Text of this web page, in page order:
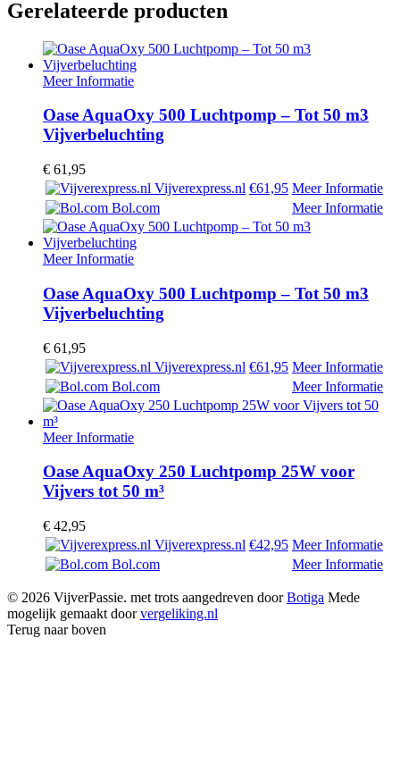
Gerelateerde producten
Meer Informatie
Oase AquaOxy 500 Luchtpomp – Tot 50 m3
Vijverbeluchting
€ 61,95
Vijverexpress.nl €61,95 Meer Informatie
Bol.com
Meer Informatie
Meer Informatie
Oase AquaOxy 500 Luchtpomp – Tot 50 m3
Vijverbeluchting
€ 61,95
Vijverexpress.nl €61,95 Meer Informatie
Bol.com
Meer Informatie
Meer Informatie
Oase AquaOxy 250 Luchtpomp 25W voor
Vijvers tot 50 m³
€ 42,95
Vijverexpress.nl €42,95 Meer Informatie
Bol.com
Meer Informatie
© 2026 VijverPassie. met trots aangedreven doorBotiga Mede
mogelijk gemaakt doorvergeliking.nl
Terug naar boven